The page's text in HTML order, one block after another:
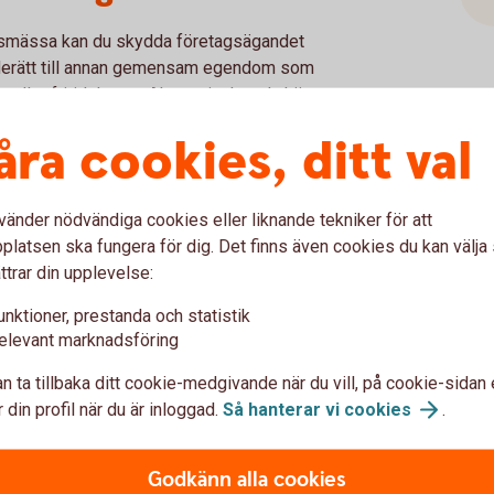
kan du skydda företagsägandet
till annan gemensam egendom som
eller fritidshuset. Alternativt kan du köpa ut
arvsplanering
om det inte anges specifikt i
pensionslösningar kan ha olika
om du eller din make/maka dör och
arvsplaneringen.
cookies, ditt val
nödvändiga cookies eller liknande tekniker för att
ska fungera för dig. Det finns även cookies du kan välja
din upplevelse:
prestanda och statistik
marknadsföring
ta tillbaka ditt cookie-medgivande när du vill, på cookie-sidan
din profil när du är inloggad. Så hanterar vi cookies .
Godkänn alla cookies